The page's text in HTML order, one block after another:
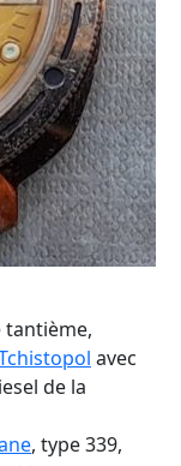
tantième,
avec
de la
, type 339,